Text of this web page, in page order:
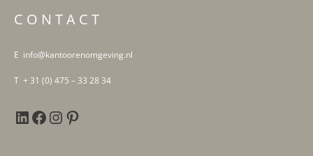
C O N T A C T
E info@kantoorenomgeving.nl
T + 31 (0) 475 – 33 28 34
LinkedIn
Facebook
Instagram
Pinterest